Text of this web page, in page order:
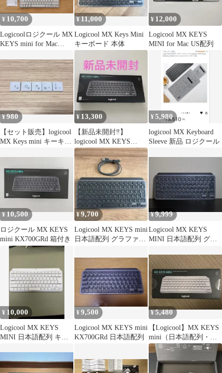
¥ 10,700
Logicoolロジクール MX
KEYS mini for Mac
¥11,000
Logicool MX Keys Mini
キーボード 本体
¥ 12,000
Logicool MX KEYS
MINI for Mac US配列
¥980
【セット販売】logicool
MX Keys mini キーキャ
¥ 13,300
【新品未開封‼️】
logicool MX KEYS
MINI 本体
¥5,980
logicool MX Keyboard
Sleeve 新品 ロジクール
¥10,500
ロジクール MX KEYS
mini KX700GRd 箱付き
¥9,700
Logicool MX KEYS mini
日本語配列 グラファイ
¥9,999
Logicool MX KEYS
MINI 日本語配列 グレ
¥ 10,000
Logicool MX KEYS
MINI 日本語配列 キー
¥9,500
Logicool MX KEYS mini
KX700GRd 日本語配列
¥5,480
【Logicool】MX KEYS
mini（日本語配列・ペ
イルグレー）